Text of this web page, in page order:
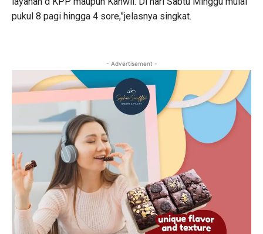
pukul 8 pagi hingga 4 sore,”jelasnya singkat.
- Advertisement -